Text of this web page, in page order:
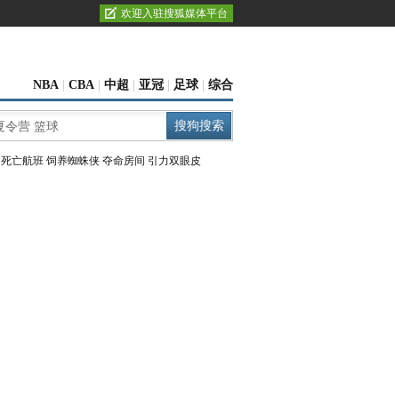
欢迎入驻搜狐媒体平台
NBA CBA 中超 亚冠 足球 综合
死亡航班 饲养蜘蛛侠 夺命房间 引力双眼皮